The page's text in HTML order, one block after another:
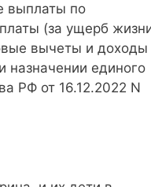
выплаты по
(за ущерб
вычеты и доходы
назначении единого
РФ от 16.12.2022 N